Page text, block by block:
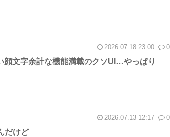
2026.07.18 23:00 0
文字余計な機能満載のクソUI…やっぱり
2026.07.13 12:17 0
だけど